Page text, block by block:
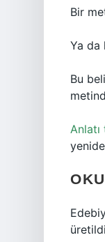
Bir
Ya da
Bu